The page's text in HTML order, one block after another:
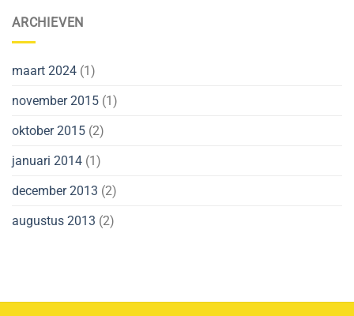
ARCHIEVEN
maart 2024 (1)
november 2015 (1)
oktober 2015 (2)
januari 2014 (1)
december 2013 (2)
augustus 2013 (2)